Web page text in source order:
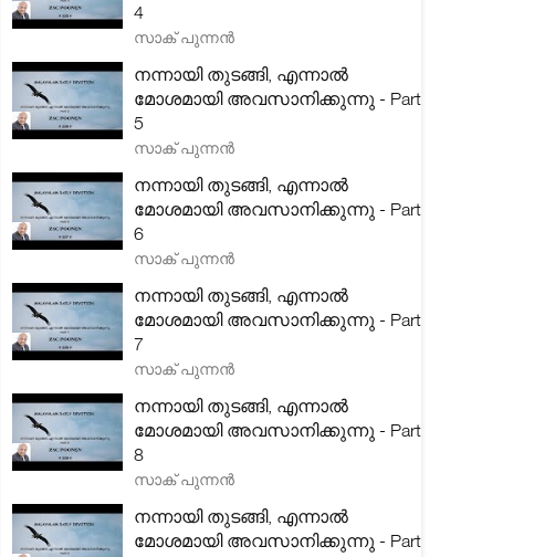
4
സാക് പുന്നൻ
നന്നായി തുടങ്ങി, എന്നാൽ
മോശമായി അവസാനിക്കുന്നു - Part
5
സാക് പുന്നൻ
നന്നായി തുടങ്ങി, എന്നാൽ
മോശമായി അവസാനിക്കുന്നു - Part
6
സാക് പുന്നൻ
നന്നായി തുടങ്ങി, എന്നാൽ
മോശമായി അവസാനിക്കുന്നു - Part
7
സാക് പുന്നൻ
നന്നായി തുടങ്ങി, എന്നാൽ
മോശമായി അവസാനിക്കുന്നു - Part
8
സാക് പുന്നൻ
നന്നായി തുടങ്ങി, എന്നാൽ
മോശമായി അവസാനിക്കുന്നു - Part